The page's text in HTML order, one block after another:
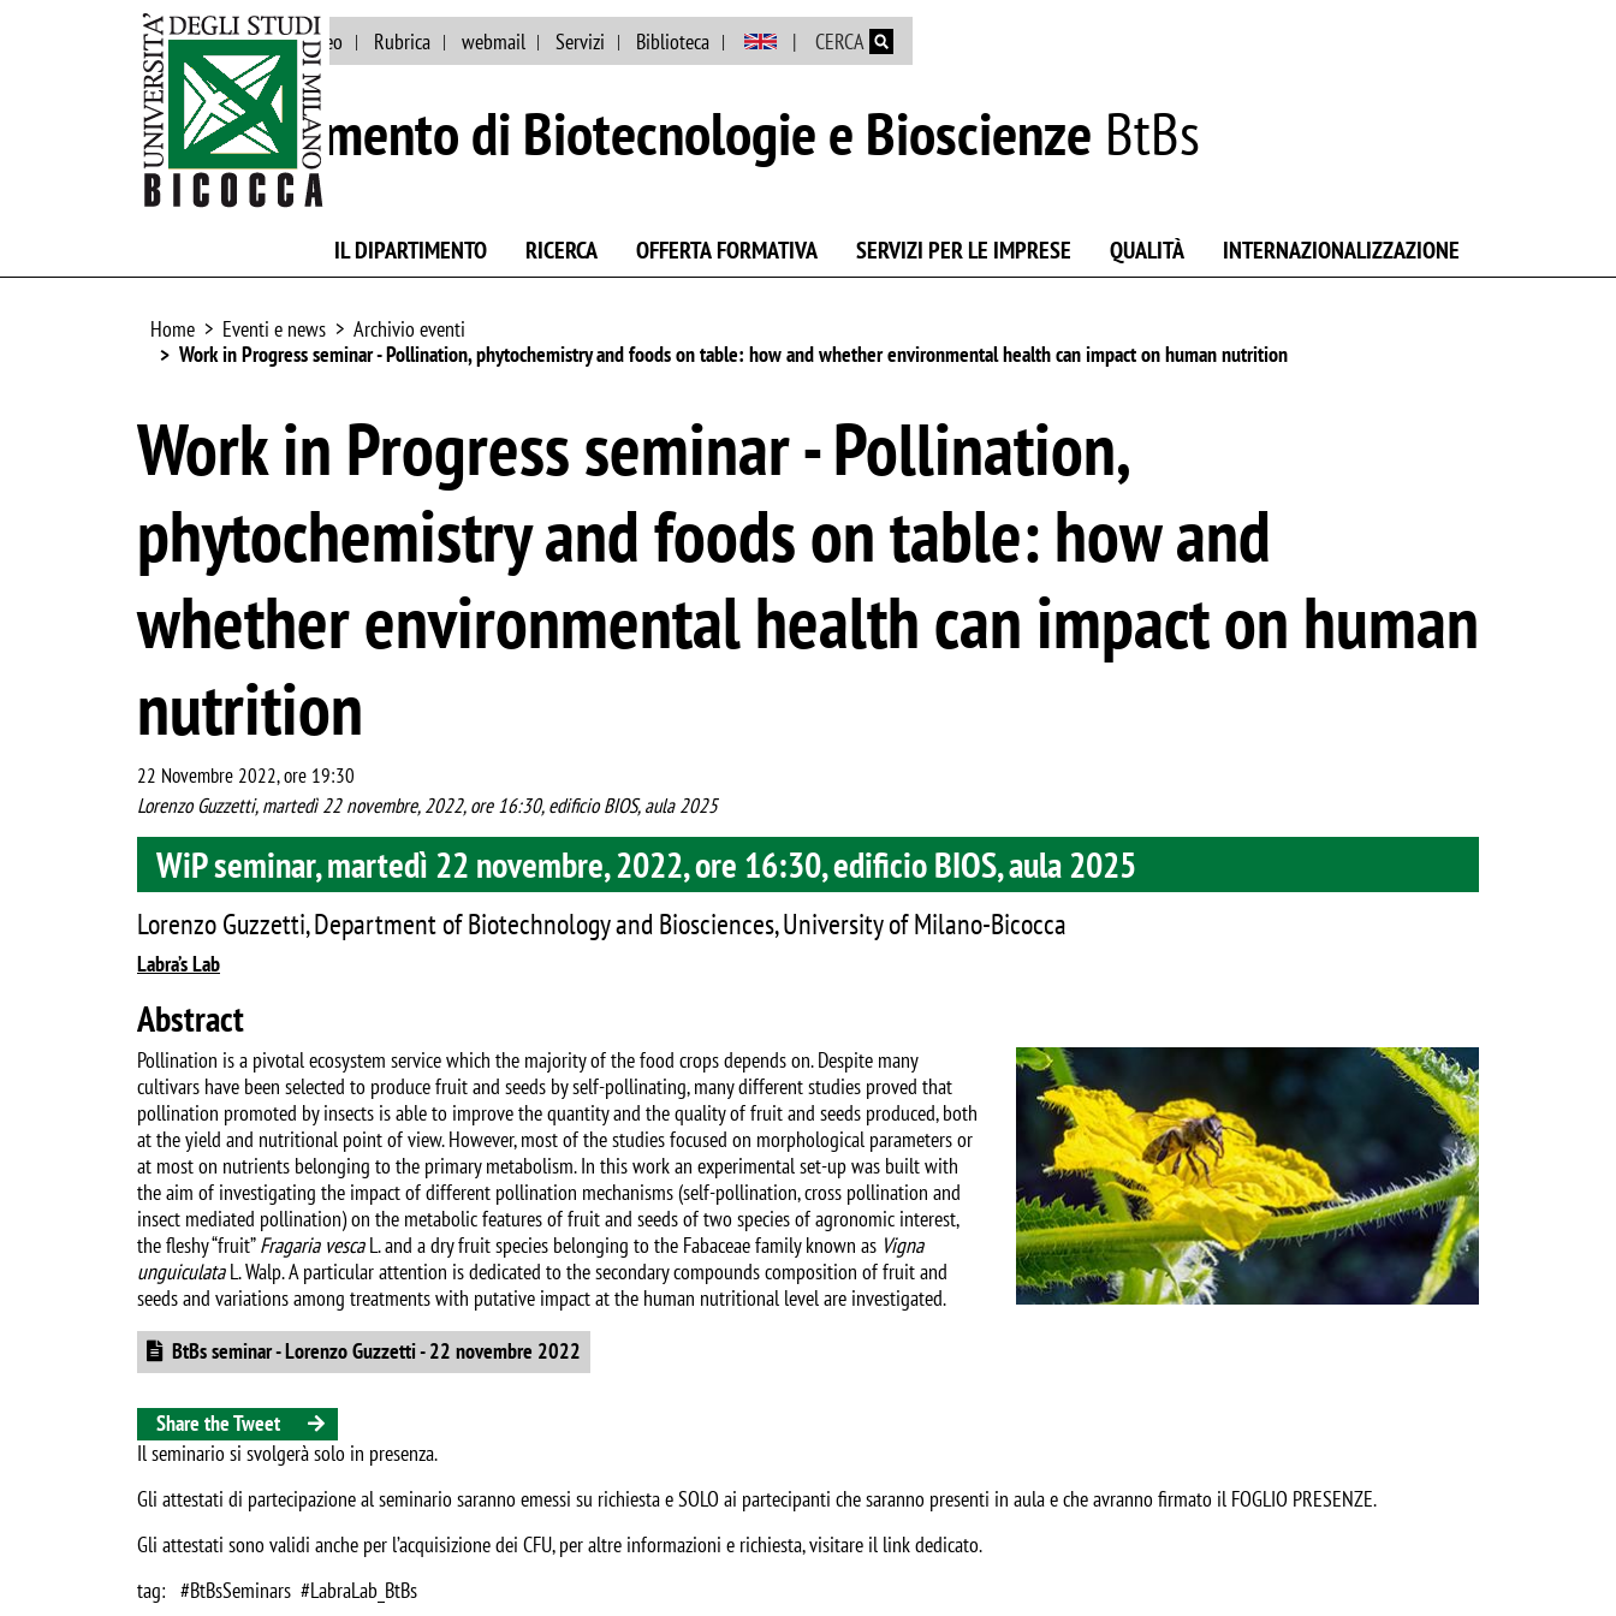
Salta al contenuto principale
Eventi e news Ateneo Rubrica webmail Servizi Biblioteca CERCA
Dipartimento di Biotecnologie e Bioscienze BtBs
IL DIPARTIMENTO RICERCA OFFERTA FORMATIVA SERVIZI PER LE IMPRESE QUALITÀ INTERNAZIONALIZZAZIONE
Home Eventi e news
Archivio eventi
Work in Progress seminar - Pollination, phytochemistry and foods on table: how and whether environmental health can impact on human nutrition
Work in Progress seminar - Pollination,
phytochemistry and foods on table: how and
whether environmental health can impact on human
nutrition
22 Novembre 2022, ore 19:30
Lorenzo Guzzetti, martedì 22 novembre, 2022, ore 16:30, edificio BIOS, aula 2025
WiP seminar, martedì 22 novembre, 2022, ore 16:30, edificio BIOS, aula 2025
Lorenzo Guzzetti, Department of Biotechnology and Biosciences, University of Milano-Bicocca
Labra’s Lab
Abstract
Image
Pollination is a pivotal ecosystem service which the majority of the food crops depends on. Despite many
cultivars have been selected to produce fruit and seeds by self-pollinating, many different studies proved that
pollination promoted by insects is able to improve the quantity and the quality of fruit and seeds produced, both
at the yield and nutritional point of view. However, most of the studies focused on morphological parameters or
at most on nutrients belonging to the primary metabolism. In this work an experimental set-up was built with
the aim of investigating the impact of different pollination mechanisms (self-pollination, cross pollination and
insect mediated pollination) on the metabolic features of fruit and seeds of two species of agronomic interest,
the fleshy “fruit”Fragaria vescaL. and a dry fruit species belonging to the Fabaceae family known as Vigna
unguiculataL. Walp. A particular attention is dedicated to the secondary compounds composition of fruit and
seeds and variations among treatments with putative impact at the human nutritional level are investigated.
Document
BtBs seminar - Lorenzo Guzzetti - 22 novembre 2022
Share the Tweet
Il seminario si svolgerà solo in presenza.
Gli attestati di partecipazione al seminario saranno emessi su richiesta e SOLO ai partecipanti che saranno presenti in aula e che avranno firmato il FOGLIO PRESENZE.
Gli attestati sono validi anche per l’acquisizione dei CFU, per altre informazioni e richiesta, visitare il link dedicato.
tag: #BtBsSeminars #LabraLab_BtBs